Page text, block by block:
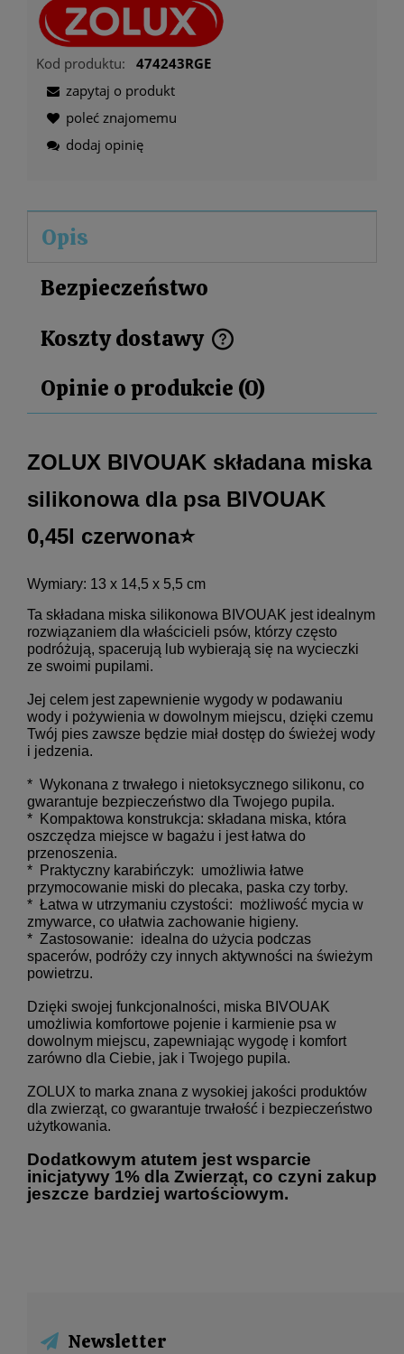
Kod produktu:
474243RGE
zapytaj o produkt
poleć znajomemu
dodaj opinię
Opis
Bezpieczeństwo
Koszty dostawy
Cena nie zawiera ewentualnych kosztów płatności
Opinie o produkcie (0)
ZOLUX BIVOUAK składana miska
silikonowa dla psa BIVOUAK
0,45l czerwona⭐
Wymiary: 13 x 14,5 x 5,5 cm
Ta składana miska silikonowa BIVOUAK jest idealnym
rozwiązaniem dla właścicieli psów, którzy często
podróżują, spacerują lub wybierają się na wycieczki
ze swoimi pupilami.
Jej celem jest zapewnienie wygody w podawaniu
wody i pożywienia w dowolnym miejscu, dzięki czemu
Twój pies zawsze będzie miał dostęp do świeżej wody
i jedzenia.
* Wykonana z trwałego i nietoksycznego silikonu, co
gwarantuje bezpieczeństwo dla Twojego pupila.
* Kompaktowa konstrukcja: składana miska, która
oszczędza miejsce w bagażu i jest łatwa do
przenoszenia.
* Praktyczny karabińczyk: umożliwia łatwe
przymocowanie miski do plecaka, paska czy torby.
* Łatwa w utrzymaniu czystości: możliwość mycia w
zmywarce, co ułatwia zachowanie higieny.
* Zastosowanie: idealna do użycia podczas
spacerów, podróży czy innych aktywności na świeżym
powietrzu.
Dzięki swojej funkcjonalności, miska BIVOUAK
umożliwia komfortowe pojenie i karmienie psa w
dowolnym miejscu, zapewniając wygodę i komfort
zarówno dla Ciebie, jak i Twojego pupila.
ZOLUX to marka znana z wysokiej jakości produktów
dla zwierząt, co gwarantuje trwałość i bezpieczeństwo
użytkowania.
Dodatkowym atutem jest wsparcie
inicjatywy 1% dla Zwierząt, co czyni zakup
jeszcze bardziej wartościowym.
Newsletter